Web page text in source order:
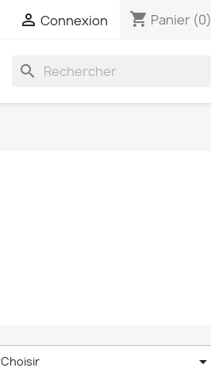
 Connexion shopping_cart Panier (0)
search
Choisir 